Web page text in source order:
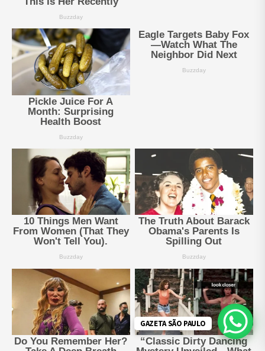
GAZETA SÃO PAULO